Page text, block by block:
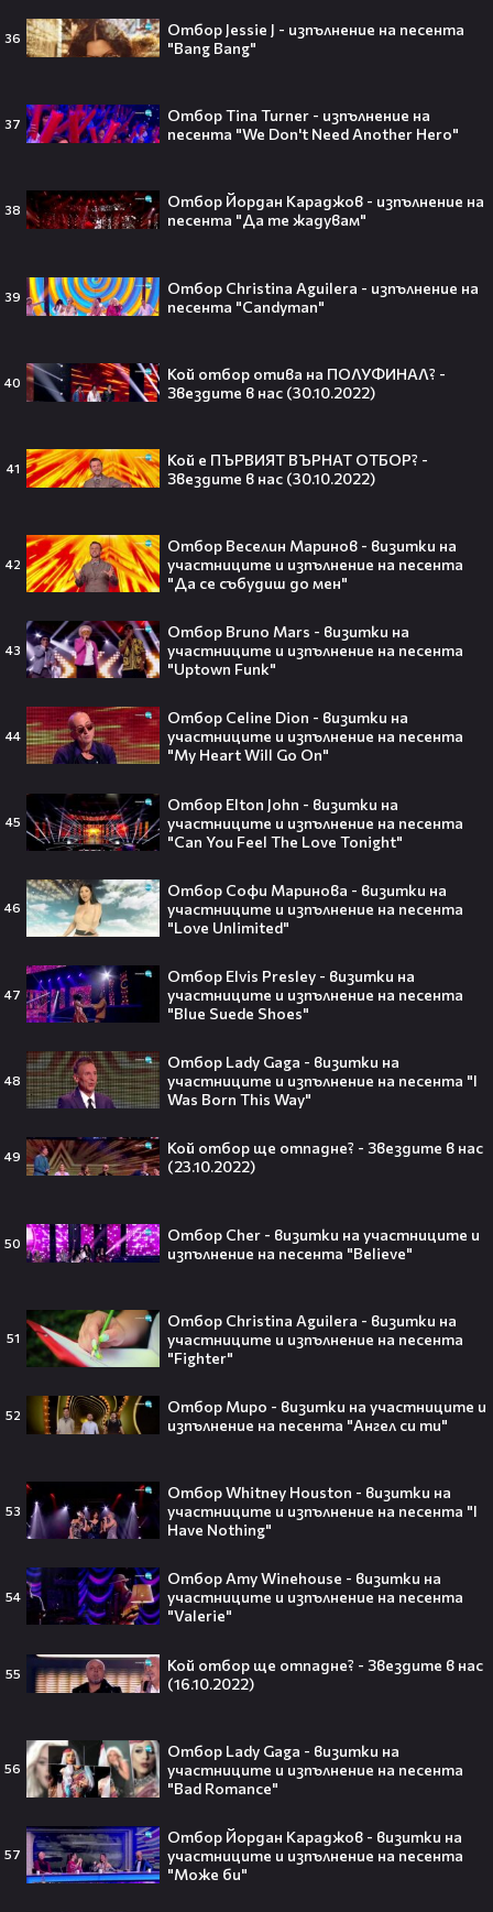
36
Отбор Jessie J - изпълнение на песента
"Bang Bang"
37
Отбор Tina Turner - изпълнение на
песента "We Don't Need Another Hero"
38
Отбор Йордан Караджов - изпълнение на
песента "Да те жадувам"
39
Отбор Christina Aguilera - изпълнение на
песента "Candyman"
40
Кой отбор отива на ПОЛУФИНАЛ? -
Звездите в нас (30.10.2022)
41
Кой е ПЪРВИЯТ ВЪРНАТ ОТБОР? -
Звездите в нас (30.10.2022)
42
Отбор Веселин Маринов - визитки на
участниците и изпълнение на песента
"Да се събудиш до мен"
43
Отбор Bruno Mars - визитки на
участниците и изпълнение на песента
"Uptown Funk"
44
Отбор Celine Dion - визитки на
участниците и изпълнение на песента
"My Heart Will Go On"
45
Отбор Elton John - визитки на
участниците и изпълнение на песента
"Can You Feel The Love Tonight"
46
Отбор Софи Маринова - визитки на
участниците и изпълнение на песента
"Love Unlimited"
47
Отбор Elvis Presley - визитки на
участниците и изпълнение на песента
"Blue Suede Shoes"
48
Отбор Lady Gaga - визитки на
участниците и изпълнение на песента "I
Was Born This Way"
49
Кой отбор ще отпадне? - Звездите в нас
(23.10.2022)
50
Отбор Cher - визитки на участниците и
изпълнение на песента "Believe"
51
Отбор Christina Aguilera - визитки на
участниците и изпълнение на песента
"Fighter"
52
Отбор Миро - визитки на участниците и
изпълнение на песента "Ангел си ти"
53
Отбор Whitney Houston - визитки на
участниците и изпълнение на песента "I
Have Nothing"
54
Отбор Amy Winehouse - визитки на
участниците и изпълнение на песента
"Valerie"
55
Кой отбор ще отпадне? - Звездите в нас
(16.10.2022)
56
Отбор Lady Gaga - визитки на
участниците и изпълнение на песента
"Bad Romance"
57
Отбор Йордан Караджов - визитки на
участниците и изпълнение на песента
"Може би"
четворка? Майлс Телър
проговаря десетилетие по-късно
си ден: Как момичето от „Disney“
се превърна в световна икона🤩🎂
„Ако ги имаш, провалът е
гарантиран“🧐💥
телепортация!"😯💥
Трагедия разтърси Холивуд:
Младата звезда от „Годзила
Ламин Ямал: Момчето, което
покори света на 19 — историята
Защо Ахил липсва от „Одисей“ на
Кристофър Нолън? Най-
странното решение във филма
Theo в The Voice Cast: "Правен съм
в дискотека!" 👀💥
Paramount и Warner Bros. за 110
милиарда долара!😯💥
Мадука Окойе разпалиха
интернет❤️‍🔥🔥
Плати ли FIFA милиони на
сделката, която разтърси целия
интернет🤑💥
„Game of Thrones“ най-накрая
чакахме🎮🤩